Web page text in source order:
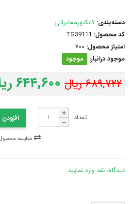
دسته‌بندی: کانکتورمخابراتی
کد محصول: TS39111
امتیاز محصول: 700
موجود درانبار:
موجود
۶۸۹,۷۲۲ ریال ۶۴۴,۶۰۰ ریال
تعداد
دیدگاه، نقد وارد نمایید